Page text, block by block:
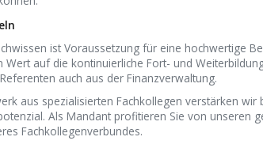
ist Voraus­setzung für eine hochwertige
Wert auf die kontinuierliche Fort- und
auch aus der Finanz­verwaltung.
aus spezialisierten Fach­kollegen verstärken wir
Als Mandant profitieren Sie von unseren
Fachkollegen­verbundes.